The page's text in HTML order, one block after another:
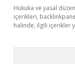
Hukuka ve yasal
içerikleri,
halinde, ilgili içerikler